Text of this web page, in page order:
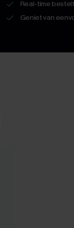
Real-time
Geniet van